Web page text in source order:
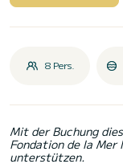
8 Pers.
Mit der Buchung
Fondation de la Mer
unterstützen.